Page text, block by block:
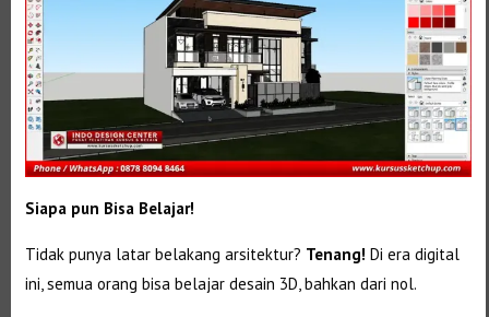
Siapa pun Bisa Belajar!
Tidak punya latar belakang arsitektur? Tenang! Di era digital
ini, semua orang bisa belajar desain 3D, bahkan dari nol.